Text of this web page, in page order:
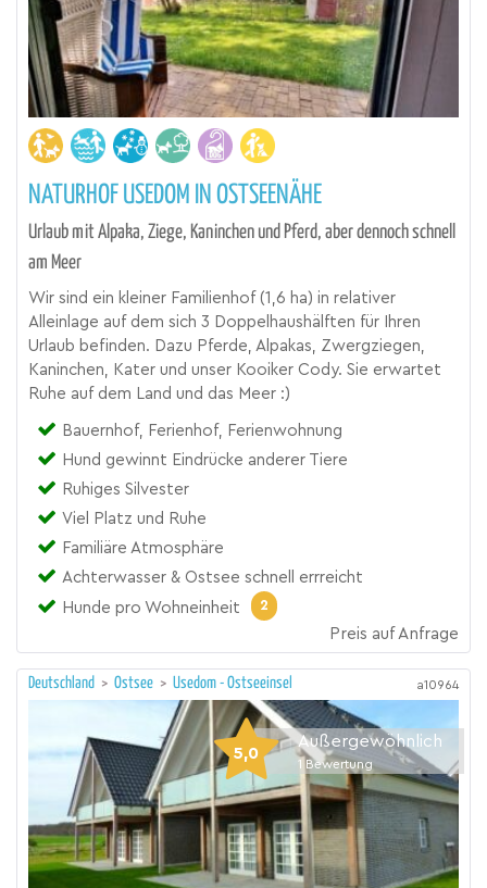
NATURHOF USEDOM IN OSTSEENÄHE
Urlaub mit Alpaka, Ziege, Kaninchen und Pferd, aber dennoch schnell
am Meer
Wir sind ein kleiner Familienhof (1,6 ha) in relativer
Alleinlage auf dem sich 3 Doppelhaushälften für Ihren
Urlaub befinden. Dazu Pferde, Alpakas, Zwergziegen,
Kaninchen, Kater und unser Kooiker Cody. Sie erwartet
Ruhe auf dem Land und das Meer :)
Bauernhof, Ferienhof, Ferienwohnung
Hund gewinnt Eindrücke anderer Tiere
Ruhiges Silvester
Viel Platz und Ruhe
Familiäre Atmosphäre
Achterwasser & Ostsee schnell errreicht
Hunde pro Wohneinheit
2
Preis auf Anfrage
Deutschland > Ostsee > Usedom - Ostseeinsel a10964
5,0
Außergewöhnlich
1 Bewertung